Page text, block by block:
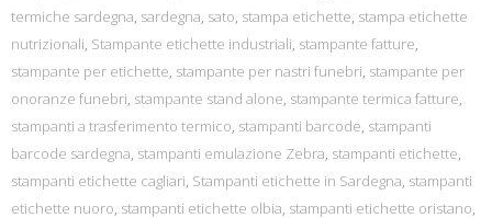
termiche sardegna, sardegna, sato, stampa etichette, stampa etichette
nutrizionali, Stampante etichette industriali, stampante fatture,
stampante per etichette, stampante per nastri funebri, stampante per
onoranze funebri, stampante stand alone, stampante termica fatture,
stampanti a trasferimento termico, stampanti barcode, stampanti
barcode sardegna, stampanti emulazione Zebra, stampanti etichette,
stampanti etichette cagliari, Stampanti etichette in Sardegna, stampanti
etichette nuoro, stampanti etichette olbia, stampanti etichette oristano,